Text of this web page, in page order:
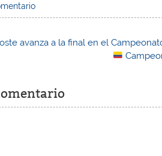
avanza a la final en el